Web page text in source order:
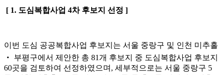
[ 1. 도심복합사업 4차 후보지 선정 ]
이번 도심 공공복합사업 후보지는 서울 중랑구 및 인천 미추홀
‧ 부평구에서 제안한 총 81개 후보지 중 도심복합사업 후보지
60곳을 검토하여 선정하였으며 , 세부적으로는 서울 중랑구 5